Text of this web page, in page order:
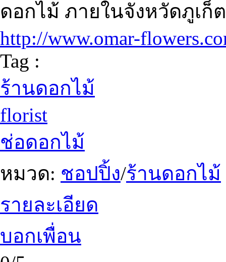
ดอกไม้ ภายในจังหวัดภูเ
http://www.omar-
Tag :
ร้านดอกไม้
florist
ช่อดอกไม้
หมวด: ชอปปิ้ง/ร้านดอกไม้
รายละเอียด
บอกเพื่อน